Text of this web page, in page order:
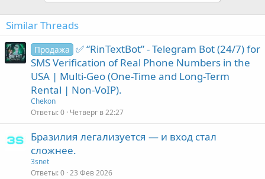
Similar Threads
Продажа ✅ “RinTextBot” - Telegram Bot (24/7) for
SMS Verification of Real Phone Numbers in the
USA | Multi-Geo (One-Time and Long-Term
Rental | Non-VoIP).
Chekon
Ответы 0 Четверг в 22:27
Бразилия легализуется — и вход стал
сложнее.
3snet
Ответы 0 23 Фев 2026